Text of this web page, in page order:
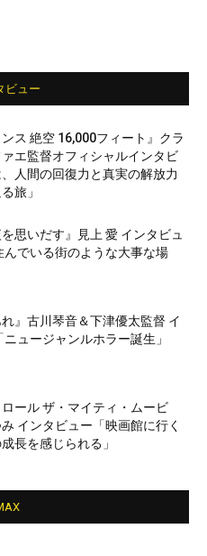
ビュー
ンス 絶空 16,000フィート』クラ
エ監督オフィシャルインタビ
人間の回復力と真実の解放力
旅」
を思いだす』見上 愛 インタビュ
んでいる街のような大事な場
れ』古川琴音＆下津優太監督 イ
ニュージャンルホラー誕生」
ロール ザ・マイティ・ムービ
インタビュー「映画館に行く
長を感じられる」